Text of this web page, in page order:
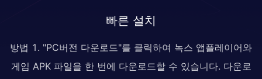
빠른 설치
방법 1. "PC버전 다운로드"를 클릭하여 녹스 앱플레이어와
게임 APK 파일을 한 번에 다운로드할 수 있습니다. 다운로